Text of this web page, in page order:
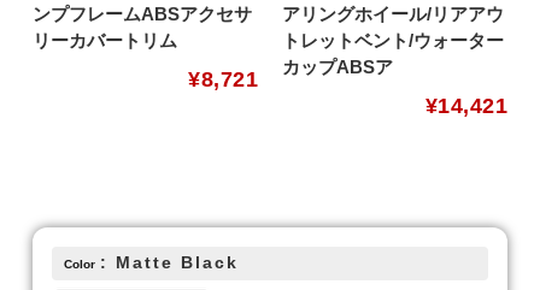
ンプフレームABSアクセサ
リーカバートリム
¥8,721
アリングホイール/リアアウ
トレットベント/ウォーター
カップABSア
¥14,421
Color : Matte Black